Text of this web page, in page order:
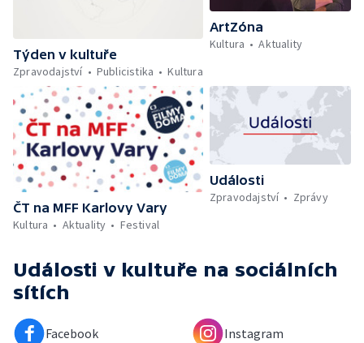
Týden v kultuře
Zpravodajství
Publicistika Kultura
ArtZóna
Kultura
Aktuality
ČT na MFF Karlovy Vary
Kultura
Aktuality Festival
Události
Zpravodajství
Zprávy
Události v kultuře na sociálních
sítích
Facebook Instagram